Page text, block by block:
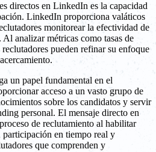
directos en LinkedIn es la capacidad
LinkedIn proporciona valáticos
monitorear la efectividad de
Al analizar métricas como tasas de
pueden refinar su enfoque
un papel fundamental en el
acceso a un vasto grupo de
sobre los candidatos y servir
personal. El mensaje directo en
de reclutamiento al habilitar
en tiempo real y
que comprenden y